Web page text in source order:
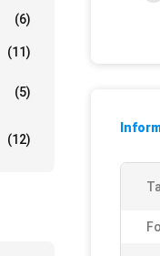
(6)
(11)
(5)
(12)